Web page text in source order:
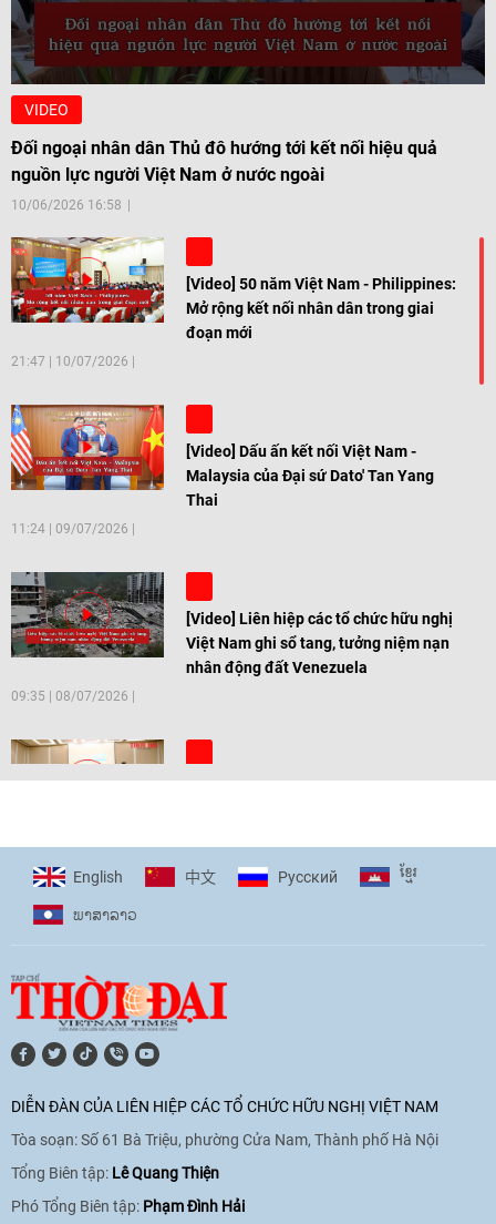
VIDEO
Đối ngoại nhân dân Thủ đô hướng tới kết nối hiệu quả
nguồn lực người Việt Nam ở nước ngoài
10/06/2026 16:58
[Video] 50 năm Việt Nam - Philippines:
Mở rộng kết nối nhân dân trong giai
đoạn mới
21:47 | 10/07/2026
[Video] Dấu ấn kết nối Việt Nam -
Malaysia của Đại sứ Dato' Tan Yang
Thai
11:24 | 09/07/2026
[Video] Liên hiệp các tổ chức hữu nghị
Việt Nam ghi sổ tang, tưởng niệm nạn
nhân động đất Venezuela
09:35 | 08/07/2026
[Video] Trẻ em Đông Á cùng kiến tạo
11:10|17/06/2026
hòa bình, hữu nghị giữa các dân tộc"
cho Đại sứ Hungary tại Việt Nam
17:25|13/06/2026
English 中文 Pусский ខ្មែរ
ພາ​ສາ​ລາວ
DIỄN ĐÀN CỦA LIÊN HIỆP CÁC TỔ CHỨC HỮU NGHỊ VIỆT NAM
Tòa soạn: Số 61 Bà Triệu, phường Cửa Nam, Thành phố Hà Nội
Tổng Biên tập: Lê Quang Thiện
Phó Tổng Biên tập: Phạm Đình Hải